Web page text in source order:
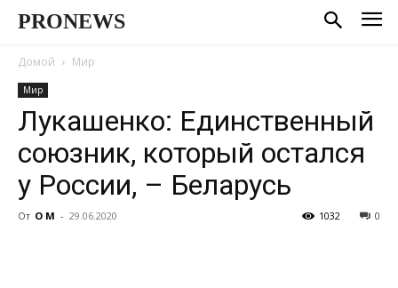
PRONEWS
Домой Мир
Мир
Лукашенко: Единственный
союзник, который остался
у России, – Беларусь
От О М - 29.06.2020 0
1032